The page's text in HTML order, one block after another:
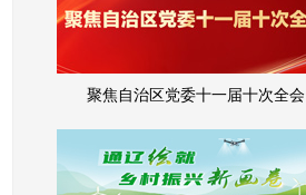
聚焦自治区党委十一届十次全会